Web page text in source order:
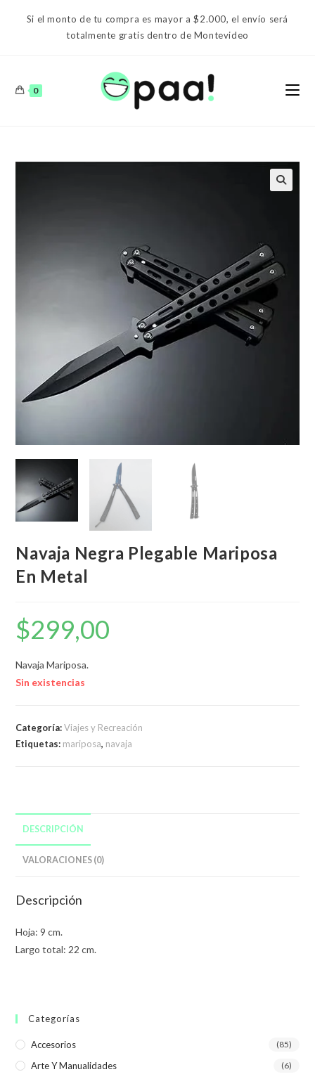
Si el monto de tu compra es mayor a $2.000, el envío será
totalmente gratis dentro de Montevideo
0
Navaja Negra Plegable Mariposa
En Metal
$299,00
Navaja Mariposa.
Sin existencias
Categoría:Viajes y Recreación
Etiquetas: mariposa, navaja
DESCRIPCIÓN
VALORACIONES (0)
Descripción
Hoja: 9 cm.
Largo total: 22 cm.
Categorías
Accesorios (85)
Arte Y Manualidades (6)